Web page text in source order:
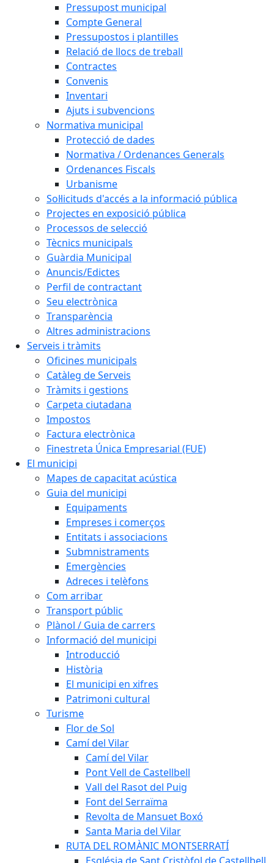
Pressupost municipal
Compte General
Pressupostos i plantilles
Relació de llocs de treball
Contractes
Convenis
Inventari
Ajuts i subvencions
Normativa municipal
Protecció de dades
Normativa / Ordenances Generals
Ordenances Fiscals
Urbanisme
Sol·licituds d'accés a la informació pública
Projectes en exposició pública
Processos de selecció
Tècnics municipals
Guàrdia Municipal
Anuncis/Edictes
Perfil de contractant
Seu electrònica
Transparència
Altres administracions
Serveis i tràmits
Oficines municipals
Catàleg de Serveis
Tràmits i gestions
Carpeta ciutadana
Impostos
Factura electrònica
Finestreta Única Empresarial (FUE)
El municipi
Mapes de capacitat acústica
Guia del municipi
Equipaments
Empreses i comerços
Entitats i associacions
Submnistraments
Emergències
Adreces i telèfons
Com arribar
Transport públic
Plànol / Guia de carrers
Informació del municipi
Introducció
Història
El municipi en xifres
Patrimoni cultural
Turisme
Flor de Sol
Camí del Vilar
Camí del Vilar
Pont Vell de Castellbell
Vall del Rasot del Puig
Font del Serraïma
Revolta de Mansuet Boxó
Santa Maria del Vilar
RUTA DEL ROMÀNIC MONTSERRATÍ